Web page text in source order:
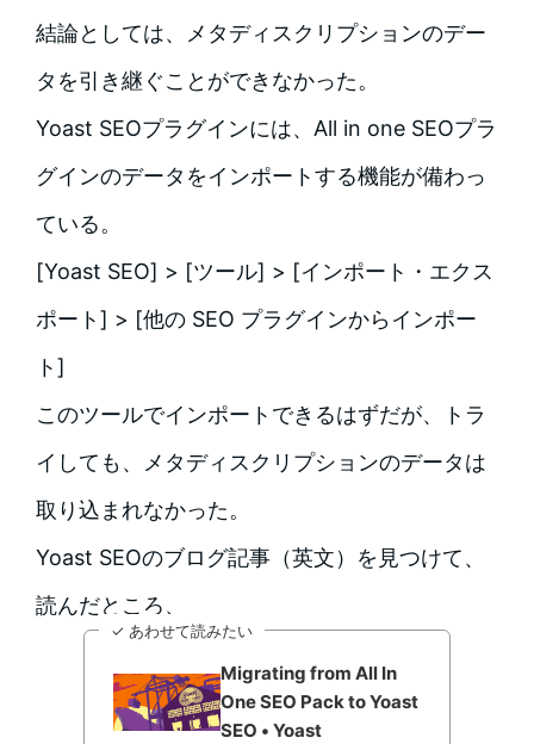
結論としては、メタディスクリプションのデー
タを引き継ぐことができなかった。
Yoast SEOプラグインには、All in one SEOプラ
グインのデータをインポートする機能が備わっ
ている。
[Yoast SEO] > [ツール] > [インポート・エクス
ポート] > [他の SEO プラグインからインポー
ト]
このツールでインポートできるはずだが、トラ
イしても、メタディスクリプションのデータは
取り込まれなかった。
Yoast SEOのブログ記事（英文）を見つけて、
読んだところ、
✓ あわせて読みたい
Migrating from All In
One SEO Pack to Yoast
SEO • Yoast